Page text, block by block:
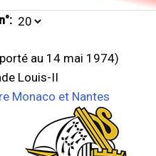
au 14 mai 1974)
Louis-II
Monaco et Nantes